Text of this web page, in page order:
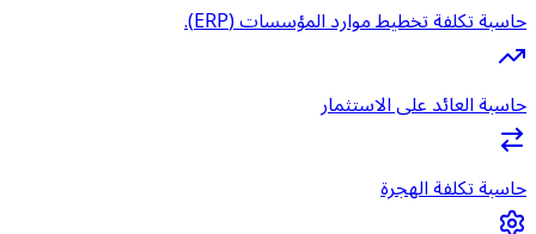
حاسبة تكلفة تخطيط موارد المؤسسات (ERP).
حاسبة العائد على الاستثمار
حاسبة تكلفة الهجرة